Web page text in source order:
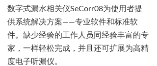
数字式漏水相关仪SeCorr08为使用者提
供系统解决方案——专业软件和标准软
件。缺少经验的工作人员同经验丰富的专
家，一样轻松完成，并且还可扩展为高精
度电子听漏仪。